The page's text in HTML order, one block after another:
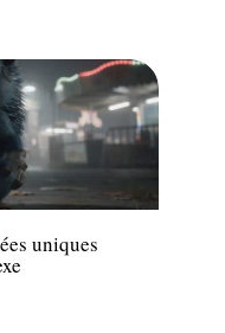
uniques